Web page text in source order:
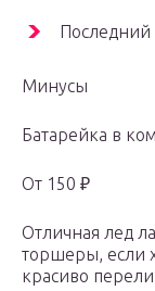
Минусы
Батарейка в
От 150 ₽
Отличная лед
торшеры, если
красиво